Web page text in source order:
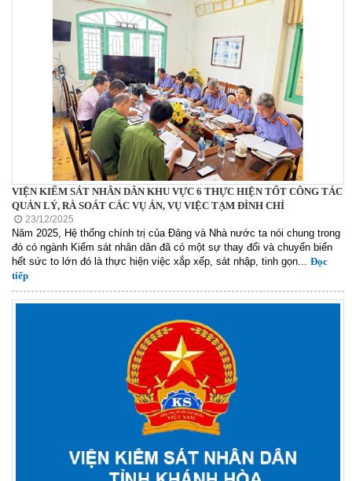
VIỆN KIỂM SÁT NHÂN DÂN KHU VỰC 6 THỰC HIỆN TỐT CÔNG TÁC
QUẢN LÝ, RÀ SOÁT CÁC VỤ ÁN, VỤ VIỆC TẠM ĐÌNH CHỈ
23/12/2025
Năm 2025, Hệ thống chính trị của Đảng và Nhà nước ta nói chung trong
đó có ngành Kiểm sát nhân dân đã có một sự thay đổi và chuyển biến
hết sức to lớn đó là thực hiện việc xắp xếp, sát nhập, tinh gọn... Đọc
tiếp